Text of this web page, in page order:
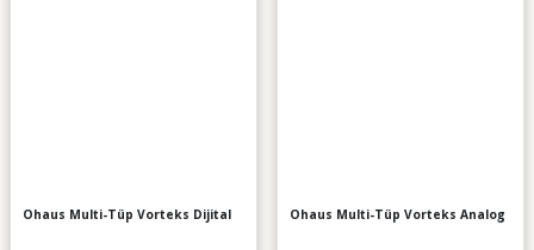
Ohaus Multi-Tüp Vorteks Dijital Ohaus Multi-Tüp Vorteks Analog